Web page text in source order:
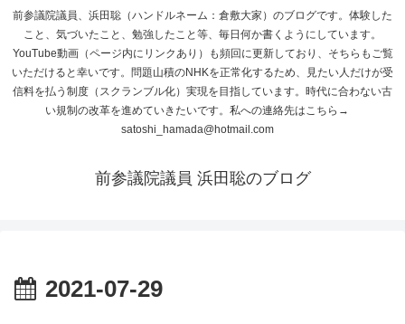
前参議院議員、浜田聡（ハンドルネーム：倉敷大家）のブログです。体験した
こと、気づいたこと、勉強したこと等、毎日何か書くようにしています。
YouTube動画（ページ内にリンクあり）も頻回に更新しており、そちらもご覧
いただけると幸いです。問題山積のNHKを正常化するため、見たい人だけが受
信料を払う制度（スクランブル化）実現を目指しています。時代に合わない古
い規制の改革を進めていきたいです。私への連絡先はこちら→
satoshi_hamada@hotmail.com
前参議院議員 浜田聡のブログ
2021-07-29